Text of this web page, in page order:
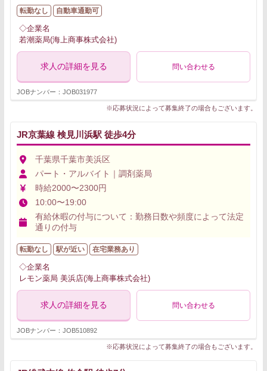
転勤なし 自動車通勤可
◇企業名
若潮薬局(海上商事株式会社)
求人の詳細を見る 問い合わせる
JOBナンバー：JOB031977
※応募状況によって募集終了の場合もございます。
JR京葉線 検見川浜駅 徒歩4分
千葉県千葉市美浜区
パート・アルバイト｜調剤薬局
時給2000〜2300円
10:00〜19:00
有給休暇の付与について：勤務日数や頻度によって法定
通りの付与
転勤なし 駅が近い 在宅業務あり
◇企業名
レモン薬局 美浜店(海上商事株式会社)
求人の詳細を見る 問い合わせる
JOBナンバー：JOB510892
※応募状況によって募集終了の場合もございます。